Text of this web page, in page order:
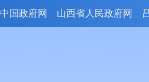
中国政府网 山西省人民政府网